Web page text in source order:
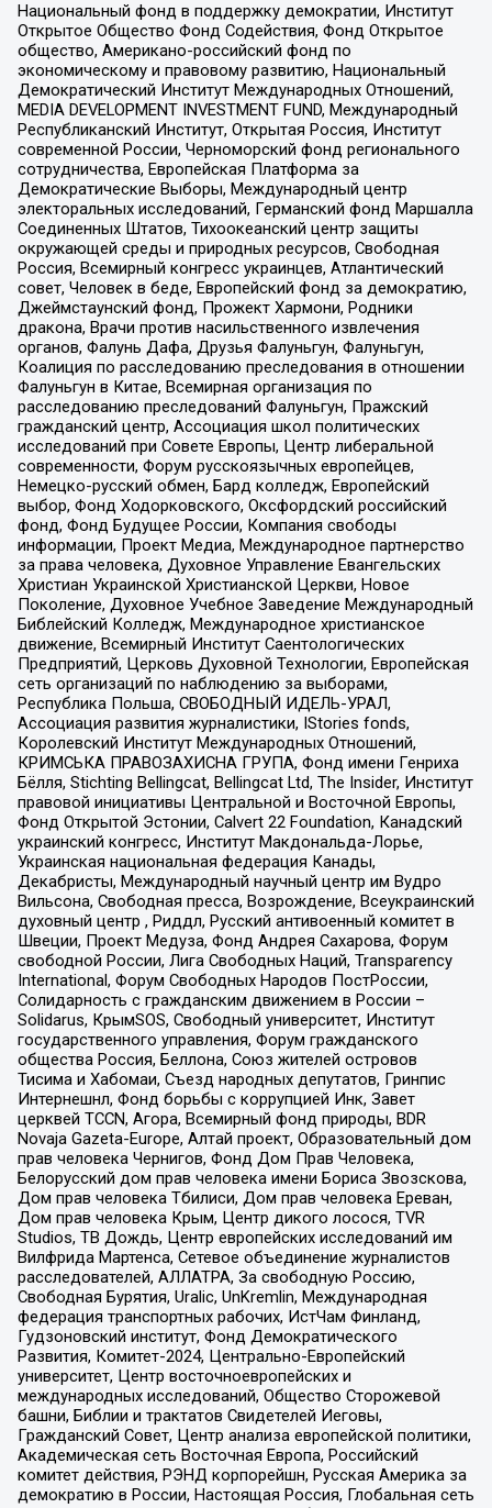
Национальный фонд в поддержку демократии, Институт
Открытое Общество Фонд Содействия, Фонд Открытое
общество, Американо-российский фонд по
экономическому и правовому развитию, Национальный
Демократический Институт Международных Отношений,
MEDIA DEVELOPMENT INVESTMENT FUND, Международный
Республиканский Институт, Открытая Россия, Институт
современной России, Черноморский фонд регионального
сотрудничества, Европейская Платформа за
Демократические Выборы, Международный центр
электоральных исследований, Германский фонд Маршалла
Соединенных Штатов, Тихоокеанский центр защиты
окружающей среды и природных ресурсов, Свободная
Россия, Всемирный конгресс украинцев, Атлантический
совет, Человек в беде, Европейский фонд за демократию,
Джеймстаунский фонд, Прожект Хармони, Родники
дракона, Врачи против насильственного извлечения
органов, Фалунь Дафа, Друзья Фалуньгун, Фалуньгун,
Коалиция по расследованию преследования в отношении
Фалуньгун в Китае, Всемирная организация по
расследованию преследований Фалуньгун, Пражский
гражданский центр, Ассоциация школ политических
исследований при Совете Европы, Центр либеральной
современности, Форум русскоязычных европейцев,
Немецко-русский обмен, Бард колледж, Европейский
выбор, Фонд Ходорковского, Оксфордский российский
фонд, Фонд Будущее России, Компания свободы
информации, Проект Медиа, Международное партнерство
за права человека, Духовное Управление Евангельских
Христиан Украинской Христианской Церкви, Новое
Поколение, Духовное Учебное Заведение Международный
Библейский Колледж, Международное христианское
движение, Всемирный Институт Саентологических
Предприятий, Церковь Духовной Технологии, Европейская
сеть организаций по наблюдению за выборами,
Республика Польша, СВОБОДНЫЙ ИДЕЛЬ-УРАЛ,
Ассоциация развития журналистики, IStories fonds,
Королевский Институт Международных Отношений,
КРИМСЬКА ПРАВОЗАХИСНА ГРУПА, Фонд имени Генриха
Бёлля, Stichting Bellingcat, Bellingcat Ltd, The Insider, Институт
правовой инициативы Центральной и Восточной Европы,
Фонд Открытой Эстонии, Calvert 22 Foundation, Канадский
украинский конгресс, Институт Макдональда-Лорье,
Украинская национальная федерация Канады,
Декабристы, Международный научный центр им Вудро
Вильсона, Свободная пресса, Возрождение, Всеукраинский
духовный центр , Риддл, Русский антивоенный комитет в
Швеции, Проект Медуза, Фонд Андрея Сахарова, Форум
свободной России, Лига Свободных Наций, Transparеncy
International, Форум Свободных Народов ПостРоссии,
Солидарность с гражданским движением в России –
Solidarus, КрымSOS, Свободный университет, Институт
государственного управления, Форум гражданского
общества Россия, Беллона, Союз жителей островов
Тисима и Хабомаи, Съезд народных депутатов, Гринпис
Интернешнл, Фонд борьбы с коррупцией Инк, Завет
церквей TCCN, Агора, Всемирный фонд природы, BDR
Novaja Gazeta-Europe, Алтай проект, Образовательный дом
прав человека Чернигов, Фонд Дом Прав Человека,
Белорусский дом прав человека имени Бориса Звозскова,
Дом прав человека Тбилиси, Дом прав человека Ереван,
Дом прав человека Крым, Центр дикого лосося, TVR
Studios, ТВ Дождь, Центр европейских исследований им
Вилфрида Мартенса, Сетевое объединение журналистов
расследователей, АЛЛАТРА, За свободную Россию,
Свободная Бурятия, Uralic, UnKremlin, Международная
федерация транспортных рабочих, ИстЧам Финланд,
Гудзоновский институт, Фонд Демократического
Развития, Комитет-2024, Центрально-Европейский
университет, Центр восточноевропейских и
международных исследований, Общество Сторожевой
башни, Библии и трактатов Свидетелей Иеговы,
Гражданский Совет, Центр анализа европейской политики,
Академическая сеть Восточная Европа, Российский
комитет действия, РЭНД корпорейшн, Русская Америка за
демократию в России, Настоящая Россия, Глобальная сеть